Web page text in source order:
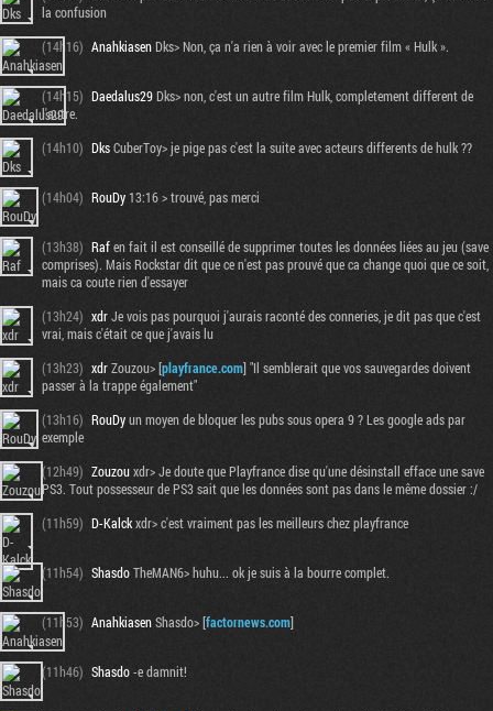
la confusion
(14h16) AnahkiasenDks> Non, ça n'a rien à voir avec le premier film « Hulk ».
(14h15) Daedalus29Dks> non, c'est un autre film Hulk, completement different de
l'autre.
(14h10) DksCuberToy> je pige pas c'est la suite avec acteurs differents de hulk ??
(14h04) RouDy 13:16 > trouvé, pas merci
(13h38) Rafen fait il est conseillé de supprimer toutes les données liées au jeu (save
comprises). Mais Rockstar dit que ce n'est pas prouvé que ca change quoi que ce soit,
mais ca coute rien d'essayer
(13h24) xdrJe vois pas pourquoi j'aurais raconté des conneries, je dit pas que c'est
vrai, mais c'était ce que j'avais lu
(13h23) xdrZouzou> [playfrance.com] "Il semblerait que vos sauvegardes doivent
passer à la trappe également"
(13h16) RouDyun moyen de bloquer les pubs sous opera 9 ? Les google ads par
exemple
(12h49) Zouzouxdr> Je doute que Playfrance dise qu'une désinstall efface une save
PS3. Tout possesseur de PS3 sait que les données sont pas dans le même dossier :/
(11h59) D-Kalckxdr> c'est vraiment pas les meilleurs chez playfrance
(11h54) ShasdoTheMAN6> huhu... ok je suis à la bourre complet.
(11h53) AnahkiasenShasdo> [factornews.com]
(11h46) Shasdo-e damnit!